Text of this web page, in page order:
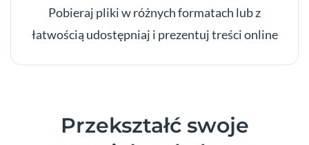
Pobieraj pliki w różnych formatach lub z
łatwością udostępniaj i prezentuj treści online
Przekształć swoje